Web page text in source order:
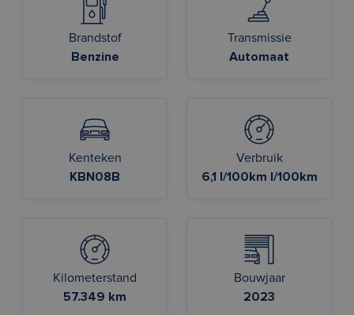
Brandstof
Benzine
Transmissie
Automaat
Kenteken
KBN08B
Verbruik
6,1 l/100km l/100km
Kilometerstand
57.349 km
Bouwjaar
2023